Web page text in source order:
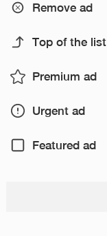
Remove ad
Top of the list
Premium ad
Urgent ad
Featured ad